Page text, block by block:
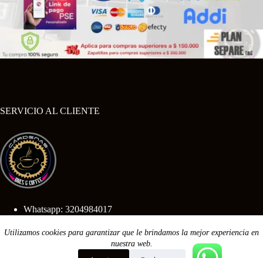
Utilizamos cookies para garantizar que le brindamos la mejor experiencia en
nuestra web.
SERVICIO AL CLIENTE
Whatsapp: 3204984017
Calle 3 sur no 11-84
Sogamoso-Boyaca